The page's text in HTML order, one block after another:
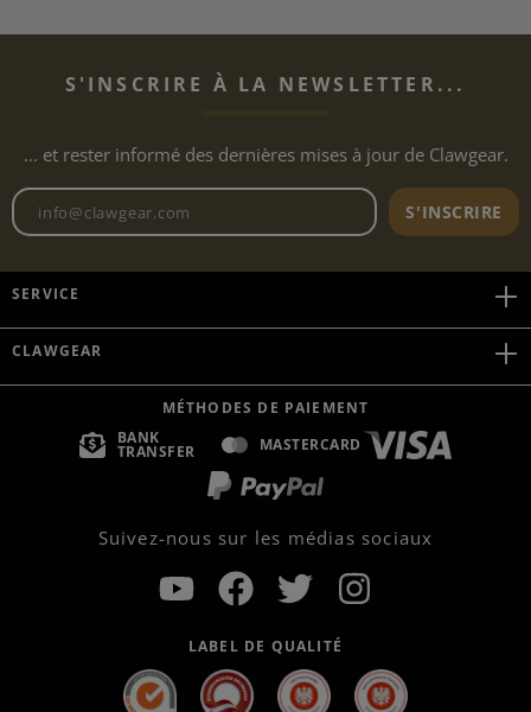
S'INSCRIRE À LA NEWSLETTER...
... et rester informé des dernières mises à jour de Clawgear.
Adresse e-mail de laS'INSCRIRE
SERVICE
CLAWGEAR
MÉTHODES DE PAIEMENT
BANK
TRANSFER MASTERCARD
Suivez-nous sur les médias sociaux
LABEL DE QUALITÉ